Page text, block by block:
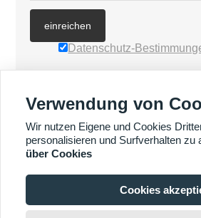
einreichen
Datenschutz-
MEHR DIENSTLEISTUNGEN
  
Verwendung von
Wir nutzen Eigene und Cookies
personalisieren und Surfverhalten zu
über Cookies
Cookies